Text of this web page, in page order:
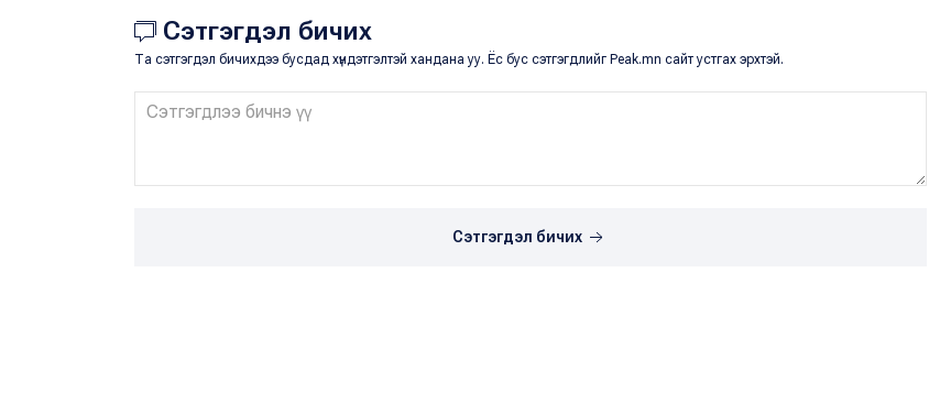
Сэтгэгдэл бичих
Та сэтгэгдэл бичихдээ бусдад хүндэтгэлтэй хандана уу. Ёс бус сэтгэгдлийг Peak.mn сайт устгах эрхтэй.
Сэтгэгдэл бичих